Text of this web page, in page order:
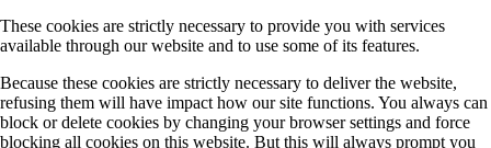
These cookies are strictly necessary to provide you with services
available through our website and to use some of its features.
Because these cookies are strictly necessary to deliver the website,
refusing them will have impact how our site functions. You always can
block or delete cookies by changing your browser settings and force
blocking all cookies on this website. But this will always prompt you